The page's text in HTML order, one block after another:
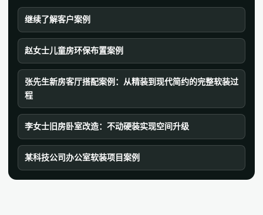
继续了解客户案例
赵女士儿童房环保布置案例
张先生新房客厅搭配案例：从精装到现代简约的完整软装过
程
李女士旧房卧室改造：不动硬装实现空间升级
某科技公司办公室软装项目案例